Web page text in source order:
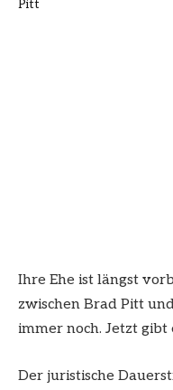
Ihre Ehe ist längst
zwischen Brad Pitt
immer noch. Jetzt gibt
Der juristische